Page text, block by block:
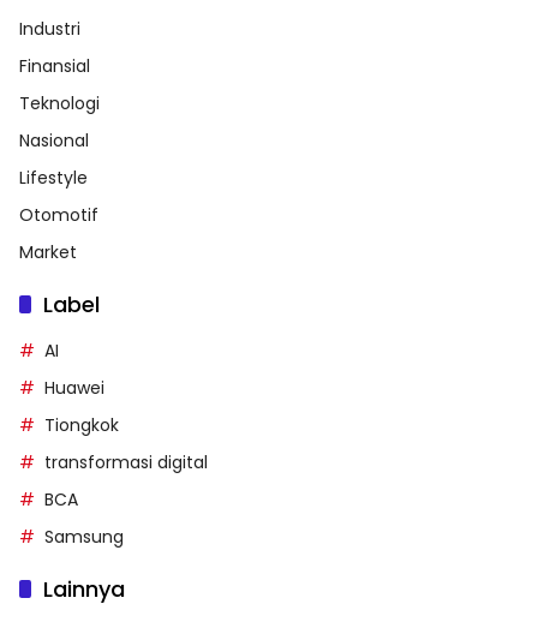
Industri
Finansial
Teknologi
Nasional
Lifestyle
Otomotif
Market
Label
AI
Huawei
Tiongkok
transformasi digital
BCA
Samsung
Lainnya